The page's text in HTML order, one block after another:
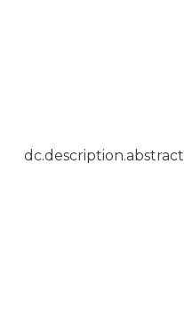
dc.description.abstract